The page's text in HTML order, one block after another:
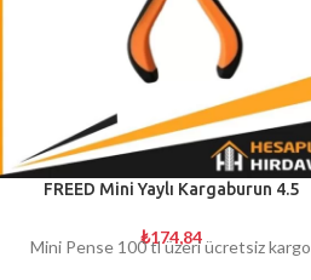
FREED Mini Yaylı Kargaburun 4.5
₺174,84
Mini Pense 100 tl üzeri ücretsiz kargo